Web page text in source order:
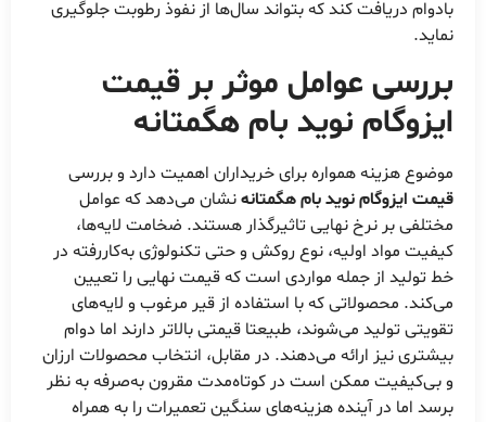
بادوام دریافت کند که بتواند سال‌ها از نفوذ رطوبت جلوگیری
نماید.
بررسی عوامل موثر برقیمت
ایزوگام نوید بام هگمتانه
موضوع هزینه همواره برای خریداران اهمیت دارد و بررسی
قیمت ایزوگام نوید بام هگمتانهنشان می‌دهد که عوامل
مختلفی بر نرخ نهایی تاثیرگذار هستند. ضخامت لایه‌ها،
کیفیت مواد اولیه، نوع روکش و حتی تکنولوژی به‌کاررفته در
خط تولید از جمله مواردی است که قیمت نهایی را تعیین
می‌کند. محصولاتی که با استفاده از قیر مرغوب و لایه‌های
تقویتی تولید می‌شوند، طبیعتا قیمتی بالاتر دارند اما دوام
بیشتری نیز ارائه می‌دهند. در مقابل، انتخاب محصولات ارزان
و بی‌کیفیت ممکن است در کوتاه‌مدت مقرون به‌صرفه به نظر
برسد اما در آینده هزینه‌های سنگین تعمیرات را به همراه